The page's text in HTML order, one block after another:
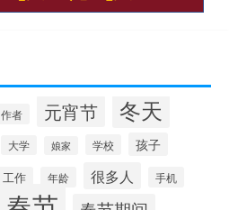
作者 元宵节 冬天
大学 娘家 学校 孩子
工作 年龄 很多人 手机